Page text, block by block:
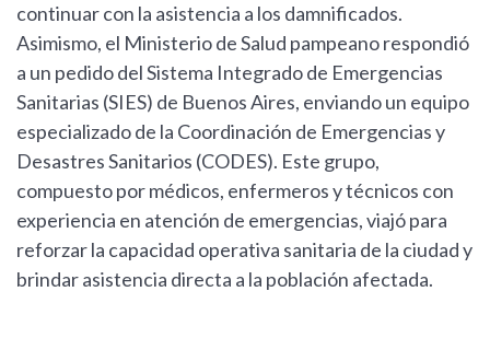
continuar con la asistencia a los damnificados.
Asimismo, el Ministerio de Salud pampeano respondió
a un pedido del Sistema Integrado de Emergencias
Sanitarias (SIES) de Buenos Aires, enviando un equipo
especializado de la Coordinación de Emergencias y
Desastres Sanitarios (CODES). Este grupo,
compuesto por médicos, enfermeros y técnicos con
experiencia en atención de emergencias, viajó para
reforzar la capacidad operativa sanitaria de la ciudad y
brindar asistencia directa a la población afectada.